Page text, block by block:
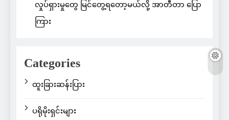
လှုပ်ရှားမှုတွေ မြင်တွေ့ရတော့မယ်လို့ အာတီတာ ပြော
ကြား
Categories
ထူးခြားဆန်းပြား
ပရိုမိုးရှင်းများ